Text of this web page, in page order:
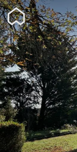
Wunderflats